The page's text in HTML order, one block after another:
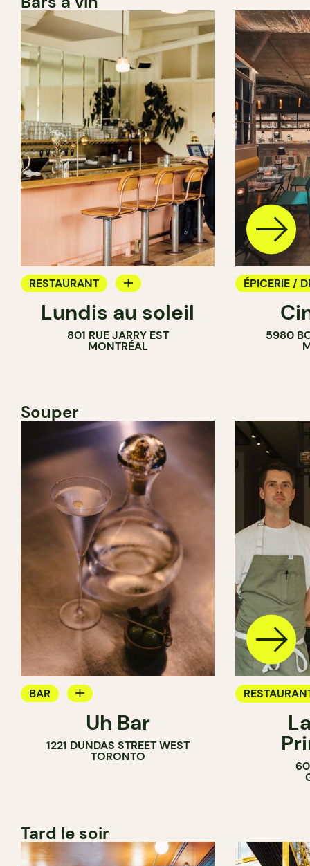
RESTAURANT
BAR À VIN
Lundis au soleil
801 RUE JARRY EST
MONTRÉAL
ÉPICERIE /
COMPTOIR
CAVISTE
5980
Souper
BAR
BAR À COCKTAILUh Bar
1221 DUNDAS STREET WEST
TORONTO
60
Tard le soir